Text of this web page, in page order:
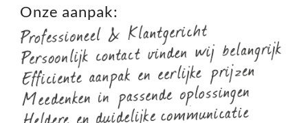
Onze aanpak: